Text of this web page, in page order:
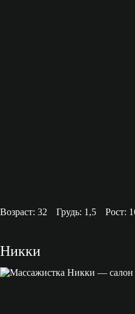
Возраст: 32 Грудь: 1,5 Рост:
Никки